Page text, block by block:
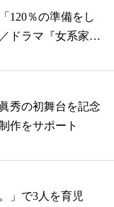
120％の準備をし
ドラマ『女系家
秀の初舞台を記念
作をサポート
」で3人を育児